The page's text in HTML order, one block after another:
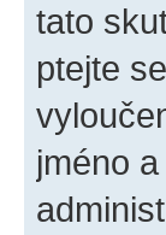
tato
ptejte
jméno